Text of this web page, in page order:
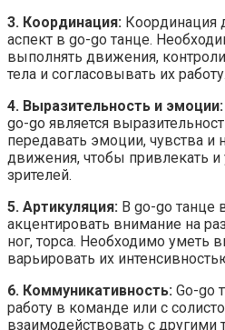
3. Координация:
аспект в go-go танце.
выполнять движения,
тела и согласовывать их работу.
4. Выразительность и эмоции:
go-go является
передавать эмоции, чувства и
движения, чтобы привлекать
зрителей.
5. Артикуляция: В go-go танце
акцентировать внимание на
ног, торса. Необходимо уметь
варьировать их
6. Коммуникативность: Go-go
работу в команде или с
взаимодействовать с другими